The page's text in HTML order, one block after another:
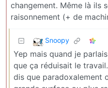
changement. Même là ils
raisonnement (+ de
Snoopy
Yep mais quand je
que ça réduisait le
dis que paradoxalement